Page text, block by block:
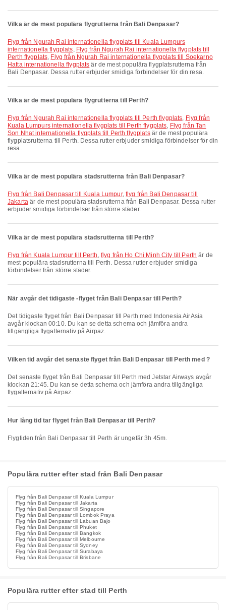
Vilka är de mest populära flygrutterna från Bali Denpasar?
Flyg från Ngurah Rai internationella flygplats till Kuala Lumpurs
internationella flygplats, Flyg från Ngurah Rai internationella flygplats till
Perth flygplats, Flyg från Ngurah Rai internationella flygplats till Soekarno
Hatta internationella flygplats är de mest populära flygplatsrutterna från
Bali Denpasar. Dessa rutter erbjuder smidiga förbindelser för din resa.
Vilka är de mest populära flygrutterna till Perth?
Flyg från Ngurah Rai internationella flygplats till Perth flygplats, Flyg från
Kuala Lumpurs internationella flygplats till Perth flygplats, Flyg från Tan
Son Nhat internationella flygplats till Perth flygplatsär de mest populära
flygplatsrutterna till Perth. Dessa rutter erbjuder smidiga förbindelser för din
resa.
Vilka är de mest populära stadsrutterna från Bali Denpasar?
flyg från Bali Denpasar till Kuala Lumpur,flyg från Bali Denpasar till
Jakartaär de mest populära stadsrutterna från Bali Denpasar. Dessa rutter
erbjuder smidiga förbindelser från större städer.
Vilka är de mest populära stadsrutterna till Perth?
flyg från Kuala Lumpur till Perth , flyg från Ho Chi Minh City till Perth är de
mest populära stadsrutterna till Perth. Dessa rutter erbjuder smidiga
förbindelser från större städer.
När avgår det tidigaste -flyget från Bali Denpasar till Perth?
Det tidigaste flyget från Bali Denpasar till Perth med Indonesia AirAsia
avgår klockan 00:10. Du kan se detta schema och jämföra andra
tillgängliga flygalternativ på Airpaz.
Vilken tid avgår det senaste flyget från Bali Denpasar till Perth med ?
Det senaste flyget från Bali Denpasar till Perth med Jetstar Airways avgår
klockan 21:45. Du kan se detta schema och jämföra andra tillgängliga
flygalternativ på Airpaz.
Hur lång tid tar flyget från Bali Denpasar till Perth?
Flygtiden från Bali Denpasar till Perth är ungefär 3h 45m.
Populära rutter efter stad från Bali Denpasar
Flyg från Bali Denpasar till Kuala Lumpur
Flyg från Bali Denpasar till Jakarta
Flyg från Bali Denpasar till Singapore
Flyg från Bali Denpasar till Lombok Praya
Flyg från Bali Denpasar till Labuan Bajo
Flyg från Bali Denpasar till Phuket
Flyg från Bali Denpasar till Bangkok
Flyg från Bali Denpasar till Melbourne
Flyg från Bali Denpasar till Sydney
Flyg från Bali Denpasar till Surabaya
Flyg från Bali Denpasar till Brisbane
Populära rutter efter stad till Perth